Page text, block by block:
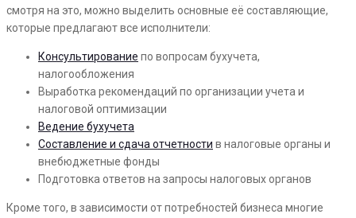
смотря на это, можно выделить основные её составляющие,
которые предлагают все исполнители:
Консультирование по вопросам бухучета,
налогообложения
Выработка рекомендаций по организации учета и
налоговой оптимизации
Ведение бухучета
Составление и сдача отчетности в налоговые органы и
внебюджетные фонды
Подготовка ответов на запросы налоговых органов
Кроме того, в зависимости от потребностей бизнеса многие